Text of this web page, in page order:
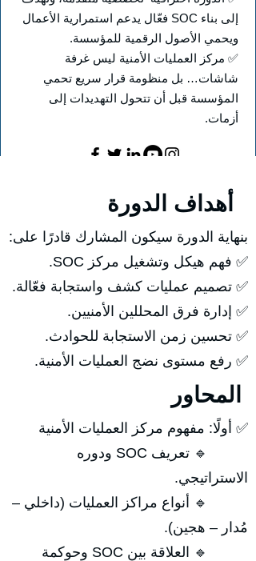
إلى بناء SOC فعّال يدعم استمرارية الأعمال
ويحمي الأصول الرقمية للمؤسسة.
✅ مركز العمليات الأمنية ليس غرفة
شاشات… بل منظومة قرار سريع تحمي
المؤسسة قبل أن تتحول التهديدات إلى
أزمات.
بنهاية الدورة سيكون المشارك قادرًا على:
✅ فهم هيكل وتشغيل مركز SOC.
✅ تصميم عمليات كشف واستجابة فعّالة.
✅ إدارة فرق المحللين الأمنيين.
✅ تحسين زمن الاستجابة للحوادث.
✅ رفع مستوى نضج العمليات الأمنية.
✅ أولًا: مفهوم مركز العمليات الأمنية
🔹 تعريف SOC ودوره
الاستراتيجي.
🔹 أنواع مراكز العمليات (داخلي –
مُدار – هجين).
🔹 العلاقة بين SOC وحوكمة